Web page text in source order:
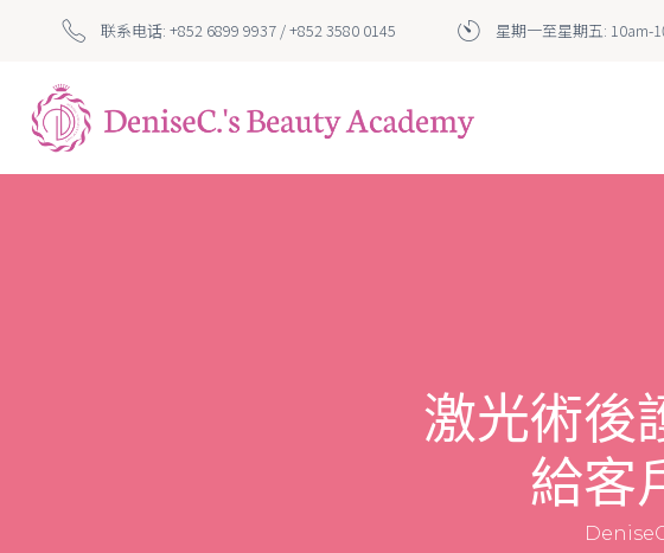
联系电话: +852 6899 9937 / +852 3580 0145 星期一至星期五: 10am-
激光術後
給客